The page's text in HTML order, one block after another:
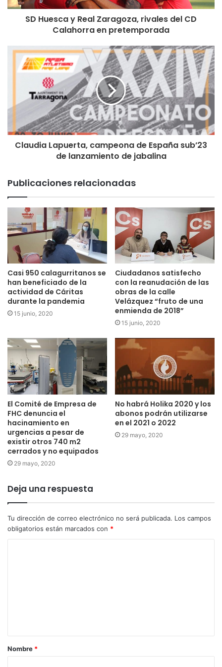
SD Huesca y Real Zaragoza, rivales del CD
Calahorra en pretemporada
Claudia Lapuerta, campeona de España sub’23
de lanzamiento de jabalina
Publicaciones relacionadas
Casi 950 calagurritanos se
han beneficiado de la
actividad de Cáritas
durante la pandemia
15 junio, 2020
Ciudadanos satisfecho
con la reanudación de las
obras de la calle
Velázquez “fruto de una
enmienda de 2018”
15 junio, 2020
El Comité de Empresa de
FHC denuncia el
hacinamiento en
urgencias a pesar de
existir otros 740 m2
cerrados y no equipados
29 mayo, 2020
No habrá Holika 2020 y los
abonos podrán utilizarse
en el 2021 o 2022
29 mayo, 2020
Deja una respuesta
Tu dirección de correo electrónico no será publicada. Los campos
obligatorios están marcados con *
Nombre *